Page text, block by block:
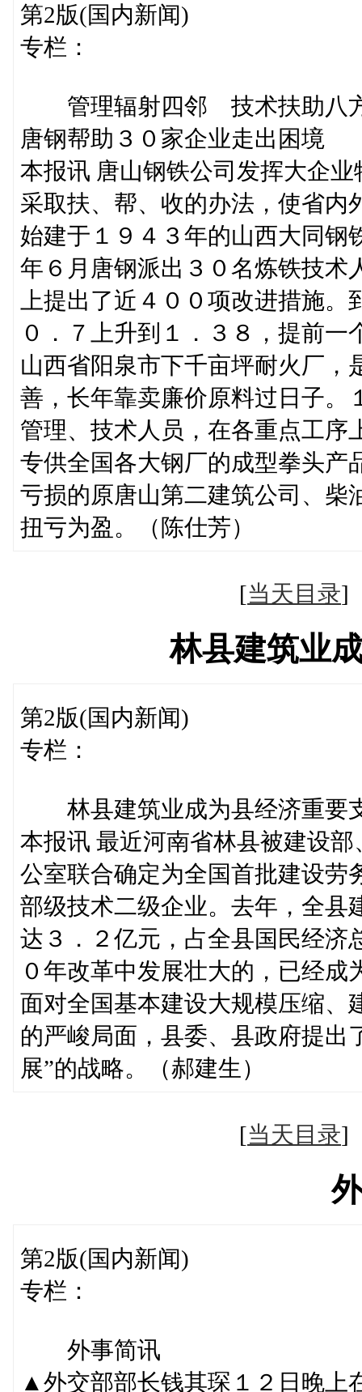
第2版(国内新闻)
专栏：
管理辐射四邻 技术扶助八
唐钢帮助３０家企业走出困境
本报讯 唐山钢铁公司发挥大企
采取扶、帮、收的办法，使省内
始建于１９４３年的山西大同钢
年６月唐钢派出３０名炼铁技术
上提出了近４００项改进措施
０．７上升到１．３８，提前一
山西省阳泉市下千亩坪耐火厂，
善，长年靠卖廉价原料过日子。
管理、技术人员，在各重点工序
专供全国各大钢厂的成型拳头产
亏损的原唐山第二建筑公司、柴
扭亏为盈。（陈仕芳）
[当天目录
林县建筑业
第2版(国内新闻)
专栏：
林县建筑业成为县经济重要
本报讯 最近河南省林县被建设
公室联合确定为全国首批建设劳
部级技术二级企业。去年，全县
达３．２亿元，占全县国民经济
０年改革中发展壮大的，已经
面对全国基本建设大规模压缩、
的严峻局面，县委、县政府提出
展”的战略。（郝建生）
[当天目录
第2版(国内新闻)
专栏：
外事简讯
▲外交部部长钱其琛１２日晚上